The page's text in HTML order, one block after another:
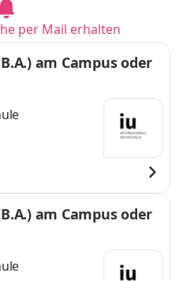
per Mail erhalten
am Campus oder
am Campus oder